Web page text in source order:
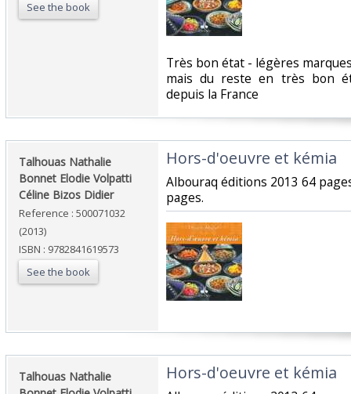
See the book
‎Très bon état - légères
mais du reste en très bon
depuis la France‎
‎Talhouas Nathalie
Bonnet Elodie Volpatti
Céline Bizos Didier‎
Reference : 500071032
(2013)
ISBN : 9782841619573
See the book
‎Hors-d'oeuvre et kémia‎
‎Albouraq éditions 2013 64
pages.‎
‎Talhouas Nathalie
‎Hors-d'oeuvre et kémia‎